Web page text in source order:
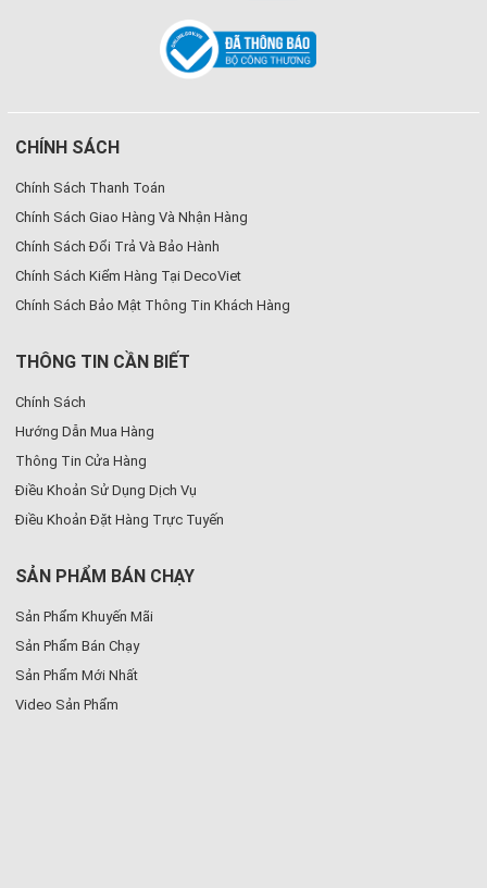
CHÍNH SÁCH
Chính Sách Thanh Toán
Chính Sách Giao Hàng Và Nhận Hàng
Chính Sách Đổi Trả Và Bảo Hành
Chính Sách Kiểm Hàng Tại DecoViet
Chính Sách Bảo Mật Thông Tin Khách Hàng
THÔNG TIN CẦN BIẾT
Chính Sách
Hướng Dẫn Mua Hàng
Thông Tin Cửa Hàng
Điều Khoản Sử Dụng Dịch Vụ
Điều Khoản Đặt Hàng Trực Tuyến
SẢN PHẨM BÁN CHẠY
Sản Phẩm Khuyến Mãi
Sản Phẩm Bán Chạy
Sản Phẩm Mới Nhất
Video Sản Phẩm